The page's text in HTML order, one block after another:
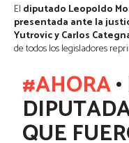
El diputado Leopoldo
presentada ante la
Yutrovic y Carlos
de todos los legisladores
#AHORA
QUE